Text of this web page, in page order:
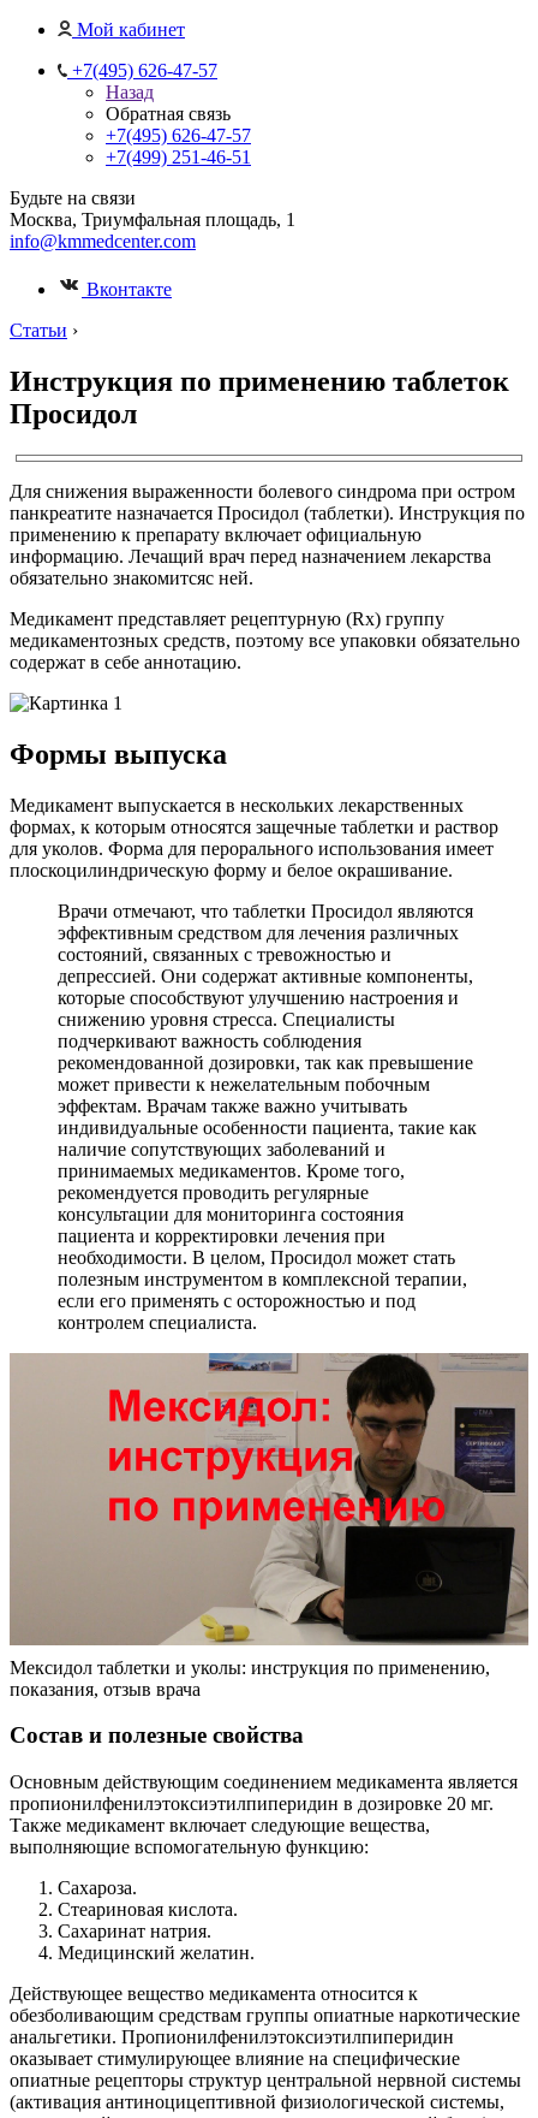
Мой кабинет
+7(495) 626-47-57
Назад
Обратная связь
+7(495) 626-47-57
+7(499) 251-46-51
Будьте на связи
Москва, Триумфальная площадь, 1
info@kmmedcenter.com
Вконтакте
Статьи ›
Инструкция по применению таблеток
Просидол
Для снижения выраженности болевого синдрома при остром
панкреатите назначается Просидол (таблетки). Инструкция по
применению к препарату включает официальную
информацию. Лечащий врач перед назначением лекарства
обязательно знакомитсяс ней.
Медикамент представляет рецептурную (Rx) группу
медикаментозных средств, поэтому все упаковки обязательно
содержат в себе аннотацию.
Формы выпуска
Медикамент выпускается в нескольких лекарственных
формах, к которым относятся защечные таблетки и раствор
для уколов. Форма для перорального использования имеет
плоскоцилиндрическую форму и белое окрашивание.
Врачи отмечают, что таблетки Просидол являются
эффективным средством для лечения различных
состояний, связанных с тревожностью и
депрессией. Они содержат активные компоненты,
которые способствуют улучшению настроения и
снижению уровня стресса. Специалисты
подчеркивают важность соблюдения
рекомендованной дозировки, так как превышение
может привести к нежелательным побочным
эффектам. Врачам также важно учитывать
индивидуальные особенности пациента, такие как
наличие сопутствующих заболеваний и
принимаемых медикаментов. Кроме того,
рекомендуется проводить регулярные
консультации для мониторинга состояния
пациента и корректировки лечения при
необходимости. В целом, Просидол может стать
полезным инструментом в комплексной терапии,
если его применять с осторожностью и под
контролем специалиста.
Мексидол таблетки и уколы: инструкция по применению,
показания, отзыв врача
Состав и полезные свойства
Основным действующим соединением медикамента является
пропионилфенилэтоксиэтилпиперидин в дозировке 20 мг.
Также медикамент включает следующие вещества,
выполняющие вспомогательную функцию:
Сахароза.
Стеариновая кислота.
Сахаринат натрия.
Медицинский желатин.
Действующее вещество медикамента относится к
обезболивающим средствам группы опиатные наркотические
анальгетики. Пропионилфенилэтоксиэтилпиперидин
оказывает стимулирующее влияние на специфические
опиатные рецепторы структур центральной нервной системы
(активация антиноцицептивной физиологической системы,